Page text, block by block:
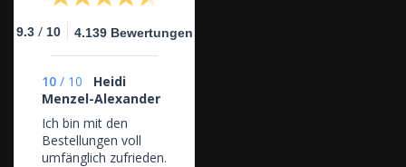
9.3 / 10 4.139 Bewertungen
10 / 10
Heidi
Menzel-Alexander
Ich bin mit den
Bestellungen voll
umfänglich zufrieden.